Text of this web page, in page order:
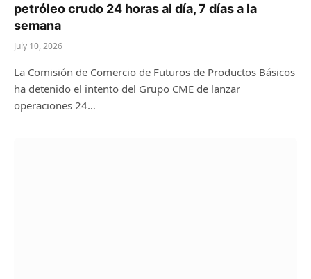
petróleo crudo 24 horas al día, 7 días a la
semana
July 10, 2026
La Comisión de Comercio de Futuros de Productos Básicos
ha detenido el intento del Grupo CME de lanzar
operaciones 24…